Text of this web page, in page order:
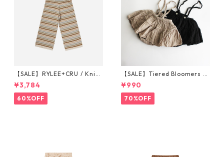
【SALE】RYLEE+CRU / Knit
Wide Leg Pant || Honeycom
b Strip 6-7/8-9/10-12y
¥3,784
60%OFF
【SALE】Tiered Bloomers 7
0-80cm (グレージュ／ブラッ
ク) ※1点までメール便可
¥990
70%OFF